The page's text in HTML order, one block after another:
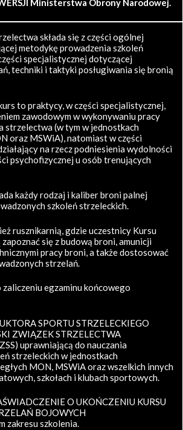
Ministerstwa Obrony Narodowej.
składa się z części ogólnej
metodykę prowadzenia szkoleń
specjalistycznej dotyczącej
techniki i taktyki posługiwania się bronią
to praktycy, w części specjalistycznej,
zawodowym w wykonywaniu pracy
(w tym w jednostkach
oraz MSWiA), natomiast w części
na rzecz podniesienia wydolności
psychofizycznej u osób trenujących
każdy rodzaj i kaliber broni palnej
szkoleń strzeleckich.
rusznikarnią, gdzie uczestnicy Kursu
się z budową broni, amunicji
pracy broni, a także dostosować
strzelań.
egzaminu końcowego
SPORTU STRZELECKIEGO
ZWIĄZEK STRZELECTWA
uprawniającą do nauczania
strzeleckich w jednostkach
MON, MSWiA oraz wszelkich innych
szkołach i klubach sportowych.
O UKOŃCZENIU KURSU
BOJOWYCH
zakresu szkolenia.